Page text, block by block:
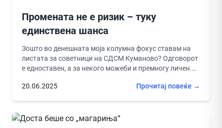
Промената не е ризик – туку
единствена шанса
Зошто во денешната моја колумна фокус ставам на
листата за советници на СДСМ Куманово? Одговорот
е едноставен, а за некого можеби и премногу личен.
20.06.2025
Прочитај повеќе →